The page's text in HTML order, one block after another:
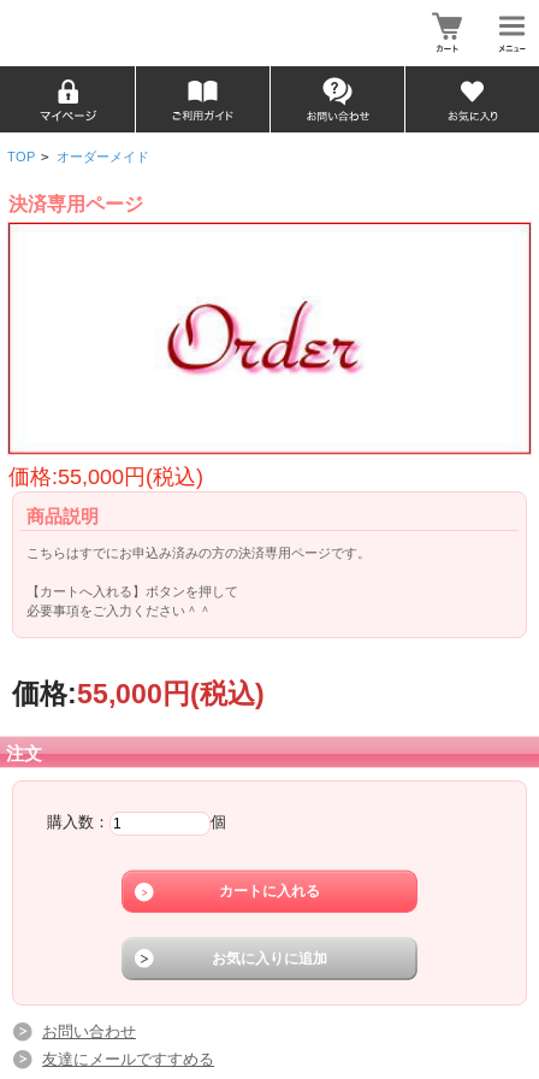
TOP > オーダーメイド
決済専用ページ
価格:55,000円(税込)
商品説明
こちらはすでにお申込み済みの方の決済専用ページです。
【カートへ入れる】ボタンを押して
必要事項をご入力ください＾＾
価格:55,000円(税込)
注文
購入数： 個
お問い合わせ
友達にメールですすめる